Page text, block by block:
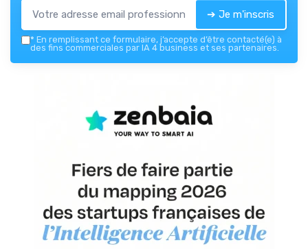
➔ Je m'inscris
* En remplissant ce formulaire, j’accepte d’être contacté(e) à
des fins commerciales par IA 4 business et ses partenaires.